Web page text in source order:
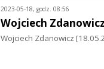
2023-05-18, godz. 08:56
Wojciech Zdanowicz
Wojciech Zdanowicz